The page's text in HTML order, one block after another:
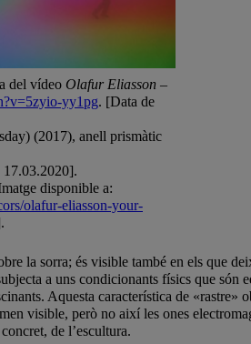
del vídeo Olafur Eliasson –
yy1pg. [Data de
(2017), anell prismàtic
17.03.2020].
disponible a:
olafur-eliasson-your-
la sorra; és visible també en els que
a uns condicionants físics que són
Aquesta característica de «rastre»
visible, però no així les ones
de l’escultura.